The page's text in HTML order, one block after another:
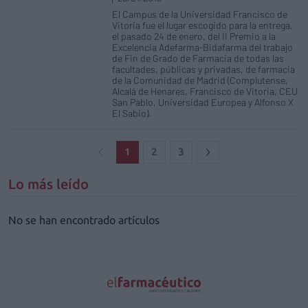
El Campus de la Universidad Francisco de
Vitoria fue el lugar escogido para la entrega,
el pasado 24 de enero, del II Premio a la
Excelencia Adefarma-Bidafarma del trabajo
de Fin de Grado de Farmacia de todas las
facultades, públicas y privadas, de farmacia
de la Comunidad de Madrid (Complutense,
Alcalá de Henares, Francisco de Vitoria, CEU
San Pablo, Universidad Europea y Alfonso X
El Sabio).
1 2 3
Lo más leído
No se han encontrado artículos